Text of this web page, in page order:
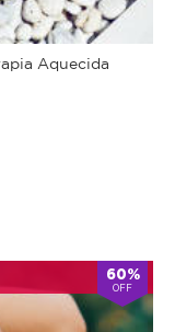
Aquecida
60%
OFF